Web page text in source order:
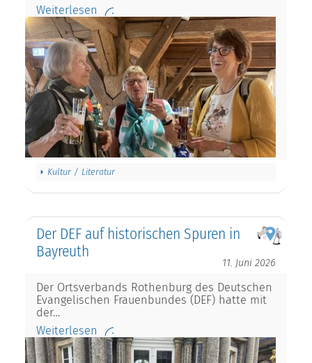
Weiterlesen
Kultur / Literatur
Der DEF auf historischen Spuren in
Bayreuth
11. Juni 2026
Der Ortsverbands Rothenburg des Deutschen
Evangelischen Frauenbundes (DEF) hatte mit
der…
Weiterlesen